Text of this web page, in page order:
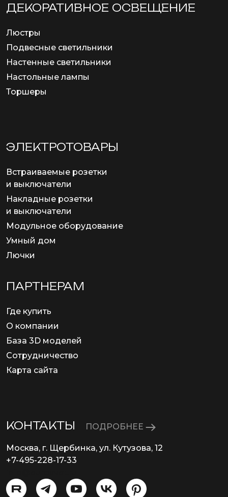
ДЕКОРАТИВНОЕ ОСВЕЩЕНИЕ
Люстры
Подвесные светильники
Настенные светильники
Настольные лампы
Торшеры
ЭЛЕКТРОТОВАРЫ
Встраиваемые розетки
и выключатели
Накладные розетки
и выключатели
Модульное оборудование
Умный дом
Лючки
ПАРТНЕРАМ
Где купить
О компании
База 3D моделей
Сотрудничество
Карта сайта
КОНТАКТЫ ПОДРОБНЕЕ
Москва, г. Щербинка, ул. Кутузова, 12
+7-495-228-17-33